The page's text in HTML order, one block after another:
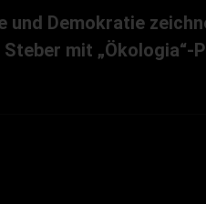
Demokratie
Steber mit „Ökologia“-